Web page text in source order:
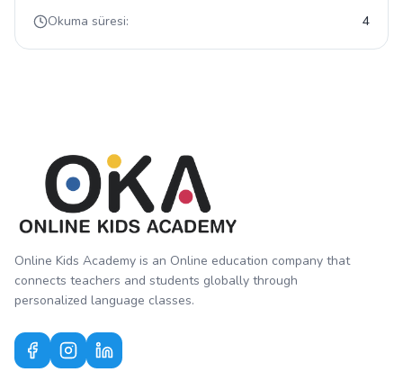
Okuma süresi:
4
Online Kids Academy is an Online education company that
connects teachers and students globally through
personalized language classes.